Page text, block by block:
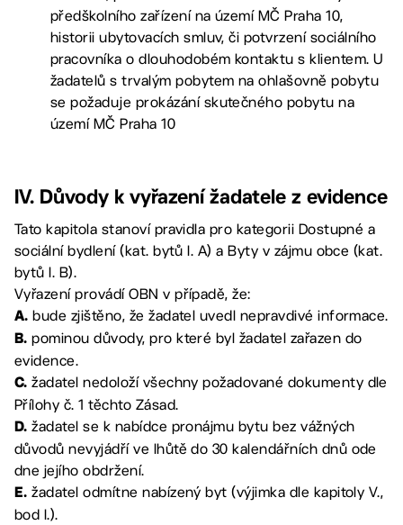
předškolního zařízení na území MČ Praha 10,
historii ubytovacích smluv, či potvrzení sociálního
pracovníka o dlouhodobém kontaktu s klientem. U
žadatelů s trvalým pobytem na ohlašovně pobytu
se požaduje prokázání skutečného pobytu na
území MČ Praha 10
IV. Důvody k vyřazení žadatele z evidence
Tato kapitola stanoví pravidla pro kategorii Dostupné a
sociální bydlení (kat. bytů I. A) a Byty v zájmu obce (kat.
bytů I. B).
Vyřazení provádí OBN v případě, že:
A. bude zjištěno, že žadatel uvedl nepravdivé informace.
B. pominou důvody, pro které byl žadatel zařazen do
evidence.
C. žadatel nedoloží všechny požadované dokumenty dle
Přílohy č. 1 těchto Zásad.
D. žadatel se k nabídce pronájmu bytu bez vážných
důvodů nevyjádří ve lhůtě do 30 kalendářních dnů ode
dne jejího obdržení.
E. žadatel odmítne nabízený byt (výjimka dle kapitoly V.,
bod I.).